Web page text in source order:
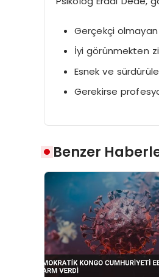
Gerçekçi
İyi görünmekten
Esnek ve
Gerekirse
Benzer